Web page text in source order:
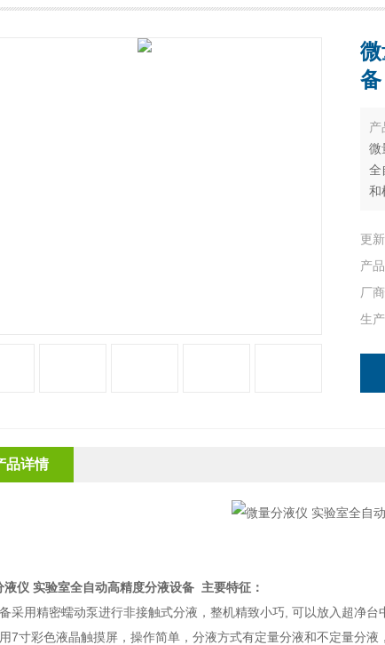
备
产
微
全
和
研
更
产
厂
生
品详情
液仪 实验室全自动高精度分液设备 主要特征：
采用精密蠕动泵进行非接触式分液，整机精致小巧, 可以放入超净台
7寸彩色液晶触摸屏，操作简单，分液方式有定量分液和不定量分液